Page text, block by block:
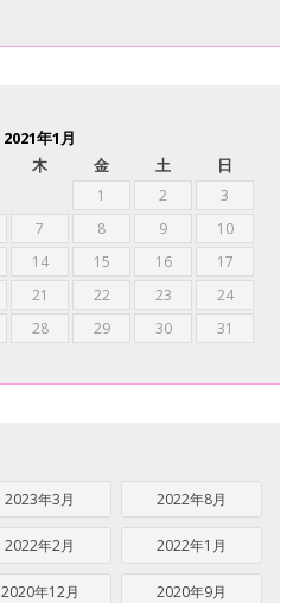
2021年1月
木 金 土 日
1 2
3
7 8 9
10
14 15 16
17
21 22 23
24
28 29 30
31
2023年3月 2022年8月
2022年2月 2022年1月
2020年12月 2020年9月